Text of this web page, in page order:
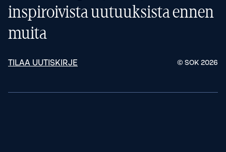
inspiroivista uutuuksista ennen
muita
TILAA UUTISKIRJE © SOK 2026